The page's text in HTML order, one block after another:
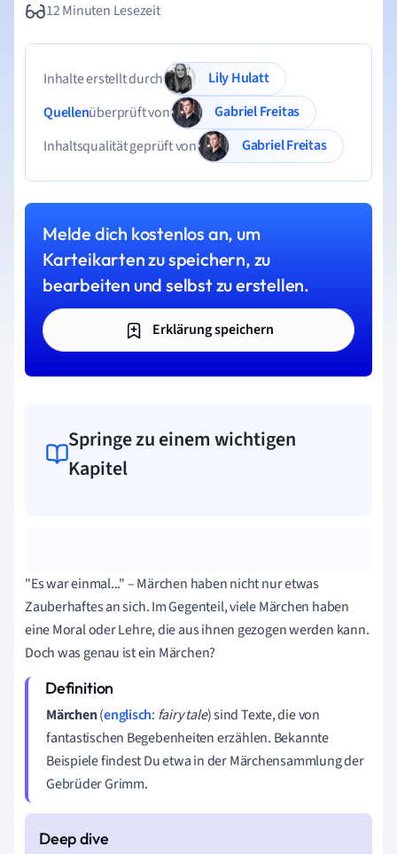
12 Minuten Lesezeit
Inhalte erstellt durch
Lily Hulatt
Quellenüberprüft von
Gabriel Freitas
Inhaltsqualität geprüft von
Gabriel Freitas
Melde dich kostenlos an, um
Karteikarten zu speichern, zu
bearbeiten und selbst zu erstellen.
Erklärung speichern
Springe zu einem wichtigen
Kapitel
"Es war einmal..." – Märchen haben nicht nur etwas
Zauberhaftes an sich. Im Gegenteil, viele Märchen haben
eine Moral oder Lehre, die aus ihnen gezogen werden kann.
Doch was genau ist ein Märchen?
Märchen(englisch: fairy tale) sind Texte, die von
fantastischen Begebenheiten erzählen. Bekannte
Beispiele findest Du etwa in der Märchensammlung der
Gebrüder Grimm.